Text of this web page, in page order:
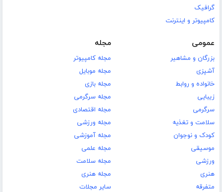
گرافیک
کامپیوتر و اینترنت
عمومی
بزرگان و مشاهیر
آشپزی
خانواده و روابط
زیبایی
سرگرمی
سلامت و تغذیه
کودک و نوجوان
موسیقی
ورزشی
هنری
متفرقه
مجله
مجله کامپیوتر
مجله موبایل
مجله بازی
مجله سرگرمی
مجله اقتصادی
مجله ورزشی
مجله آموزشی
مجله علمی
مجله سلامت
مجله هنری
سایر مجلات